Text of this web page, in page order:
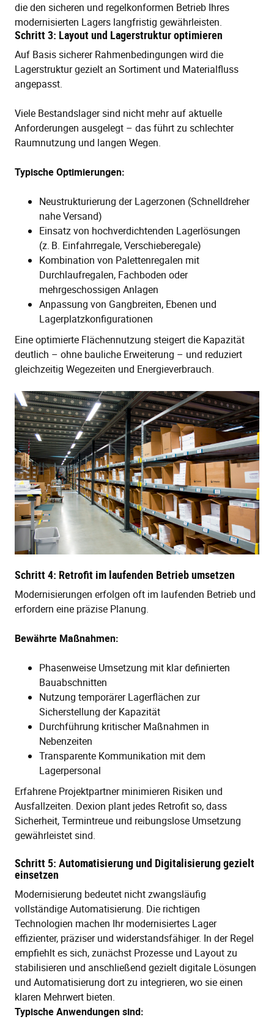
die den sicheren und regelkonformen Betrieb Ihres
modernisierten Lagers langfristig gewährleisten.
Schritt 3: Layout und Lagerstruktur optimieren
Auf Basis sicherer Rahmenbedingungen wird die
Lagerstruktur gezielt an Sortiment und Materialfluss
angepasst.
Viele Bestandslager sind nicht mehr auf aktuelle
Anforderungen ausgelegt – das führt zu schlechter
Raumnutzung und langen Wegen.
Typische Optimierungen:
Neustrukturierung der Lagerzonen (Schnelldreher
nahe Versand)
Einsatz von hochverdichtenden Lagerlösungen
(z. B. Einfahrregale, Verschieberegale)
Kombination von Palettenregalen mit
Durchlaufregalen, Fachboden oder
mehrgeschossigen Anlagen
Anpassung von Gangbreiten, Ebenen und
Lagerplatzkonfigurationen
Eine optimierte Flächennutzung steigert die Kapazität
deutlich – ohne bauliche Erweiterung – und reduziert
gleichzeitig Wegezeiten und Energieverbrauch.
Schritt 4: Retrofit im laufenden Betrieb umsetzen
Modernisierungen erfolgen oft im laufenden Betrieb und
erfordern eine präzise Planung.
Bewährte Maßnahmen:
Phasenweise Umsetzung mit klar definierten
Bauabschnitten
Nutzung temporärer Lagerflächen zur
Sicherstellung der Kapazität
Durchführung kritischer Maßnahmen in
Nebenzeiten
Transparente Kommunikation mit dem
Lagerpersonal
Erfahrene Projektpartner minimieren Risiken und
Ausfallzeiten. Dexion plant jedes Retrofit so, dass
Sicherheit, Termintreue und reibungslose Umsetzung
gewährleistet sind.
Schritt 5: Automatisierung und Digitalisierung gezielt
einsetzen
Modernisierung bedeutet nicht zwangsläufig
vollständige Automatisierung. Die richtigen
Technologien machen Ihr modernisiertes Lager
effizienter, präziser und widerstandsfähiger. In der Regel
empfiehlt es sich, zunächst Prozesse und Layout zu
stabilisieren und anschließend gezielt digitale Lösungen
und Automatisierung dort zu integrieren, wo sie einen
klaren Mehrwert bieten.
Typische Anwendungen sind: